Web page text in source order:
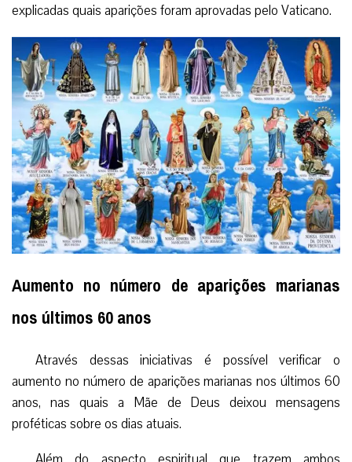
explicadas quais aparições foram aprovadas pelo Vaticano.
Aumento no número de aparições marianas
nos últimos 60 anos
Através dessas iniciativas é possível verificar o
aumento no número de aparições marianas nos últimos 60
anos, nas quais a Mãe de Deus deixou mensagens
proféticas sobre os dias atuais.